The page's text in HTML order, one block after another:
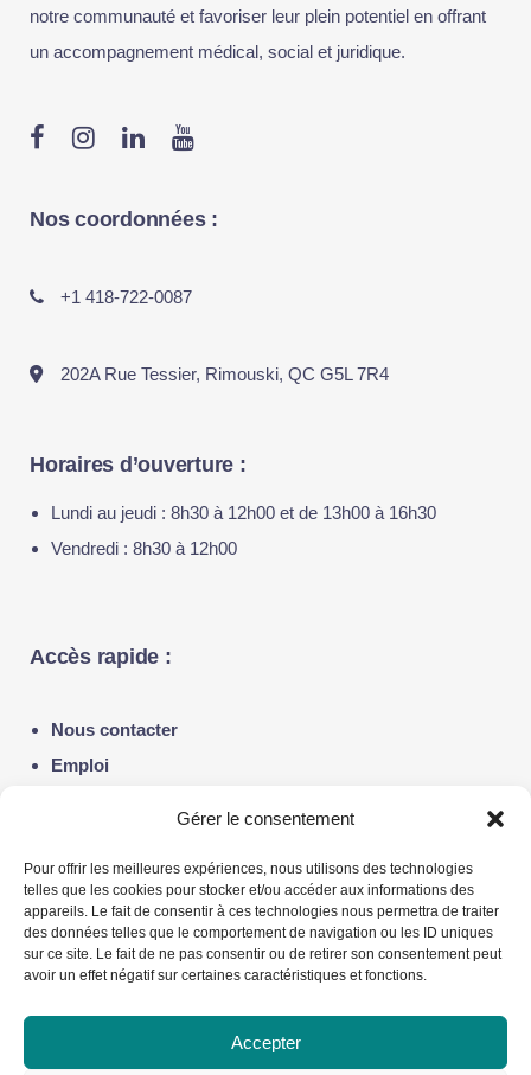
Gérer le consentement
Pour offrir les meilleures expériences, nous utilisons des technologies
telles que les cookies pour stocker et/ou accéder aux informations des
appareils. Le fait de consentir à ces technologies nous permettra de traiter
des données telles que le comportement de navigation ou les ID uniques
sur ce site. Le fait de ne pas consentir ou de retirer son consentement peut
avoir un effet négatif sur certaines caractéristiques et fonctions.
Accepter
notre communauté et favoriser leur plein potentiel en offrant
un accompagnement médical, social et juridique.
Nos coordonnées :
+1 418-722-0087
202A Rue Tessier, Rimouski, QC G5L 7R4
Horaires d’ouverture :
Lundi au jeudi : 8h30 à 12h00 et de 13h00 à 16h30
Vendredi : 8h30 à 12h00
Accès rapide :
Nous contacter
Emploi
Liens utiles :
communauté – AQPSC